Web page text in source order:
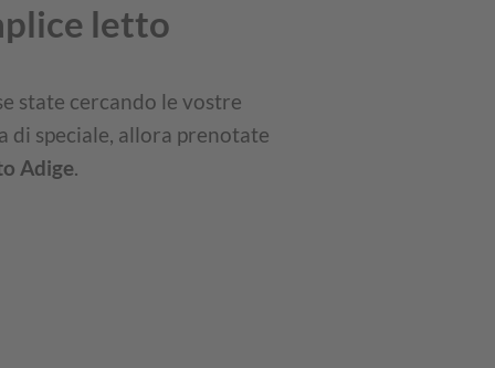
letto
state cercando le vostre
di speciale, allora prenotate
Adige.